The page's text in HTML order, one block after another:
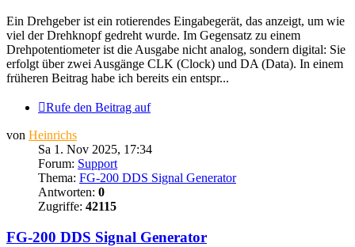
Ein Drehgeber ist ein rotierendes Eingabegerät, das anzeigt, um wie
viel der Drehknopf gedreht wurde. Im Gegensatz zu einem
Drehpotentiometer ist die Ausgabe nicht analog, sondern digital: Sie
erfolgt über zwei Ausgänge CLK (Clock) und DA (Data). In einem
früheren Beitrag habe ich bereits ein entspr...
Rufe den Beitrag auf
von Heinrichs
Sa 1. Nov 2025, 17:34
Forum: Support
Thema: FG-200 DDS Signal Generator
Antworten: 0
Zugriffe: 42115
FG-200 DDS Signal Generator